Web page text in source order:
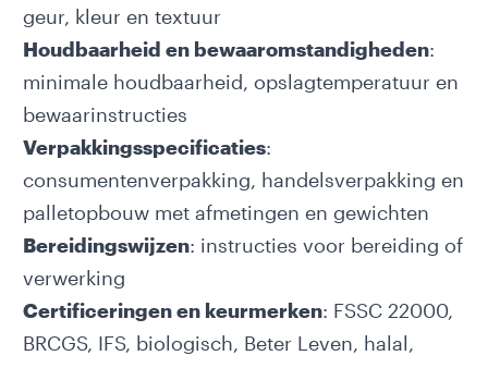
geur, kleur en textuur
Houdbaarheid en bewaaromstandigheden:
minimale houdbaarheid, opslagtemperatuur en
bewaarinstructies
Verpakkingsspecificaties:
consumentenverpakking, handelsverpakking en
palletopbouw met afmetingen en gewichten
Bereidingswijzen: instructies voor bereiding of
verwerking
Certificeringen en keurmerken: FSSC 22000,
BRCGS, IFS, biologisch, Beter Leven, halal,